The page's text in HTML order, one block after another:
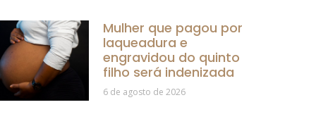
Mulher que pagou por
laqueadura e
engravidou do quinto
filho será indenizada
6 de agosto de 2026